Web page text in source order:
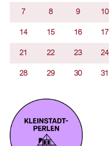
7 8 9 10
14 15 16 17
21 22 23 24
28 29 30 31